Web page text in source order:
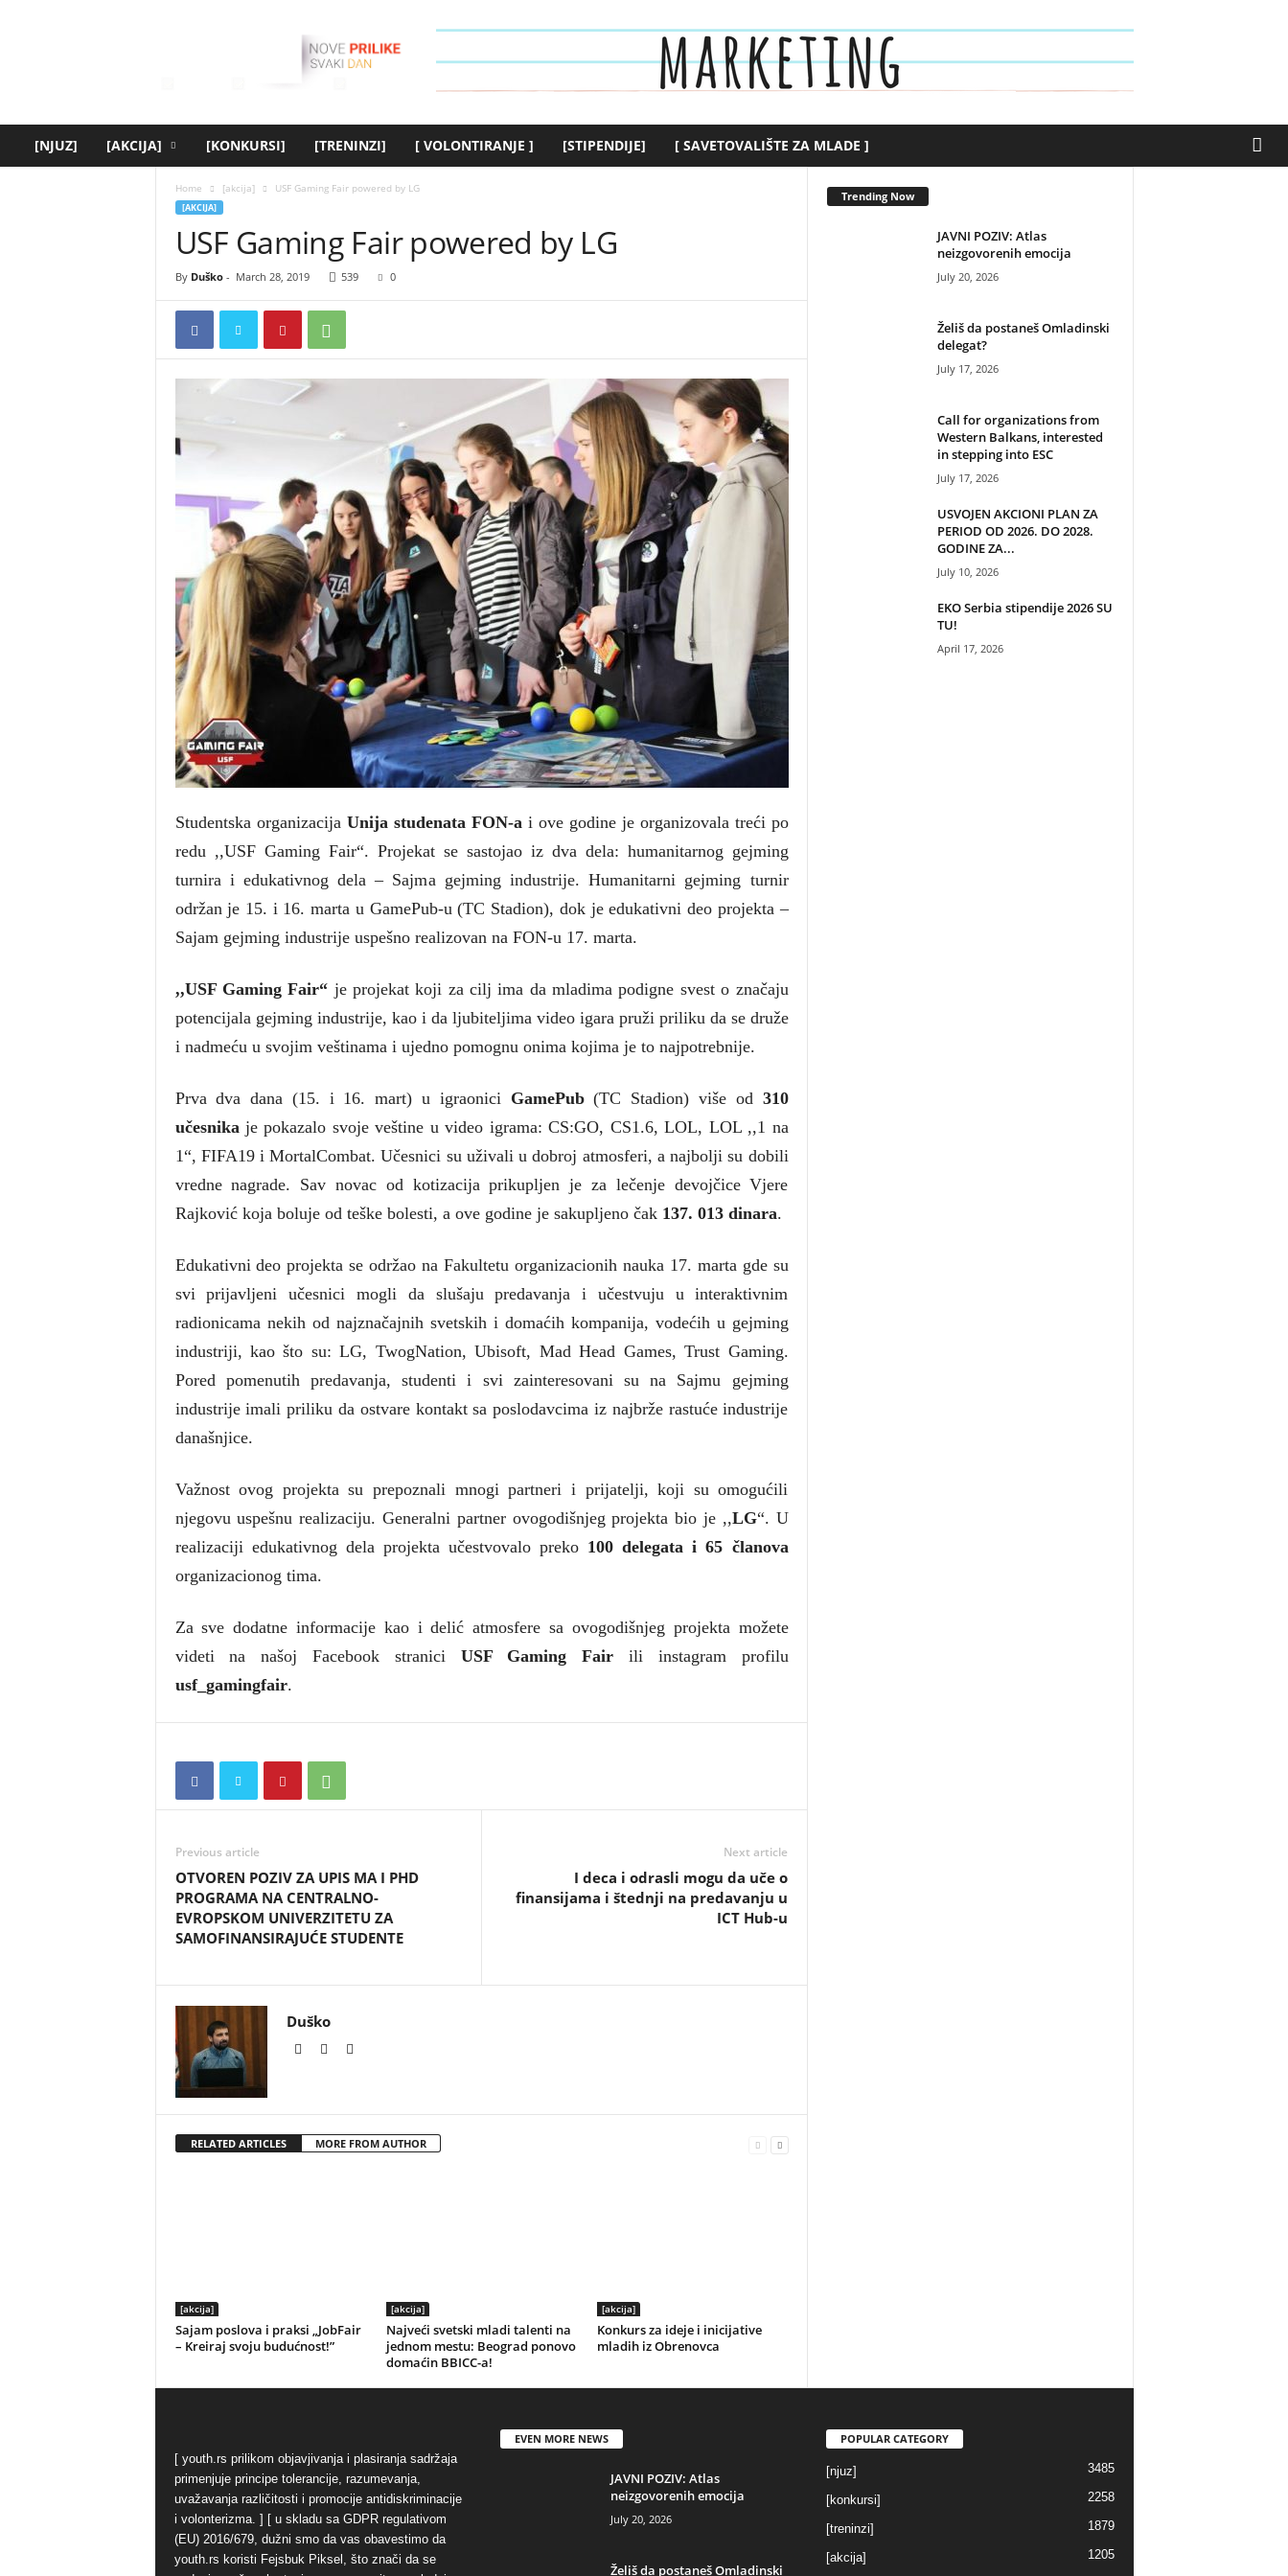
.
[NJUZ] [AKCIJA] [KONKURSI] [TRENINZI] [ VOLONTIRANJE ] [STIPENDIJE] [ SAVETOVALIŠTE ZA MLADE ]
Home [akcija] USF Gaming Fair powered by LG
[AKCIJA]
USF Gaming Fair powered by LG
By Duško- March 28, 2019 539 0
Studentska organizacija Unija studenata FON-ai ove godine jeorganizovala treći po
redu ,,USF Gaming Fair“. Projekat se sastojao iz dva dela: humanitarnog gejming
turnira i edukativnog dela – Sajma gejming industrije. Humanitarni gejming turnir
održan je 15. i 16. marta u GamePub-u (TC Stadion), dok je edukativni deo projekta –
Sajam gejming industrije uspešno realizovan na FON-u 17. marta.
,,USF Gaming Fair“ je projekat koji za cilj ima da mladima podigne svest o značaju
potencijala gejming industrije, kao i da ljubiteljima video igara pruži priliku da se druže
i nadmeću u svojim veštinama i ujedno pomognu onima kojima je to najpotrebnije.
Prva dva dana (15. i 16. mart) u igraonici GamePub(TC Stadion) više od 310
učesnikaje pokazalo svoje veštine u video igrama: CS:GO, CS1.6, LOL, LOL ,,1 na
1“, FIFA19 i MortalCombat. Učesnici su uživali u dobroj atmosferi, a najbolji su dobili
vredne nagrade. Sav novac od kotizacija prikupljen je za lečenje devojčice Vjere
Rajković koja boluje od teške bolesti, a ove godine je sakupljeno čak 137. 013 dinara.
Edukativni deo projekta se održao na Fakultetu organizacionih nauka 17. marta gde su
svi prijavljeni učesnici mogli da slušaju predavanja i učestvuju u interaktivnim
radionicama nekih od najznačajnih svetskih i domaćih kompanija, vodećih u gejming
industriji, kao što su: LG, TwogNation, Ubisoft, Mad Head Games, Trust Gaming.
Pored pomenutih predavanja, studenti i svi zainteresovani su na Sajmu gejming
industrije imali priliku da ostvare kontakt sa poslodavcima iz najbrže rastuće industrije
današnjice.
Važnost ovog projekta su prepoznali mnogi partneri i prijatelji, koji su omogućili
njegovu uspešnu realizaciju. Generalni partner ovogodišnjeg projekta bio je ,,LG“. U
realizaciji edukativnog dela projekta učestvovalo preko 100 delegata i 65 članova
organizacionog tima.
Za sve dodatne informacije kao i delić atmosfere sa ovogodišnjeg projekta možete
videti na našoj Facebook stranici USF Gaming Fair ili instagram profilu
usf_gamingfair.
Previous article
OTVOREN POZIV ZA UPIS MA I PHD
PROGRAMA NA CENTRALNO-
EVROPSKOM UNIVERZITETU ZA
SAMOFINANSIRAJUĆE STUDENTE
Next article
I deca i odrasli mogu da uče o
finansijama i štednji na predavanju u
ICT Hub-u
Duško
RELATED ARTICLES MORE FROM AUTHOR
[akcija]
Sajam poslova i praksi „JobFair
– Kreiraj svoju budućnost!”
[akcija]
Najveći svetski mladi talenti na
jednom mestu: Beograd ponovo
domaćin BBICC-a!
[akcija]
Konkurs za ideje i inicijative
mladih iz Obrenovca
Trending Now
JAVNI POZIV: Atlas
neizgovorenih emocija
July 20, 2026
Želiš da postaneš Omladinski
delegat?
July 17, 2026
Call for organizations from
Western Balkans, interested
in stepping into ESC
July 17, 2026
USVOJEN AKCIONI PLAN ZA
PERIOD OD 2026. DO 2028.
GODINE ZA...
July 10, 2026
EKO Serbia stipendije 2026 SU
TU!
April 17, 2026
[ youth.rs prilikom objavjivanja i plasiranja sadržaja
primenjuje principe tolerancije, razumevanja,
uvažavanja različitosti i promocije antidiskriminacije
i volonterizma. ] [ u skladu sa GDPR regulativom
(EU) 2016/679, dužni smo da vas obavestimo da
youth.rs koristi Fejsbuk Piksel, što znači da se
EVEN MORE NEWS
JAVNI POZIV: Atlas
neizgovorenih emocija
July 20, 2026
Želiš da postaneš Omladinski
POPULAR CATEGORY
[njuz] 3485
[konkursi] 2258
[treninzi] 1879
[akcija]
1205